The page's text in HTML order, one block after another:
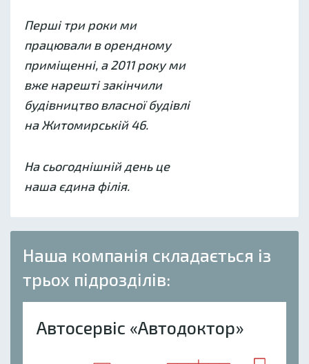
Перші три роки ми
працювали в орендному
приміщенні, а 2011 року ми
вже нарешті закінчили
будівництво власної будівлі
на Житомирській 46.
На сьогоднішній день це
наша єдина філія.
Наша компанія складається із
трьох підрозділів:
Автосервіс «Автодоктор»